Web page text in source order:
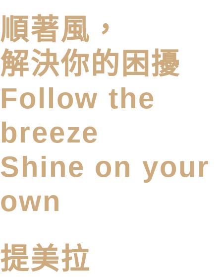
順著風，
解決你的困擾
Follow the
breeze
Shine on your
own
提美拉​